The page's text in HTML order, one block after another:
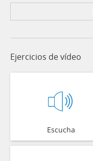
Ejercicios de vídeo
Escucha